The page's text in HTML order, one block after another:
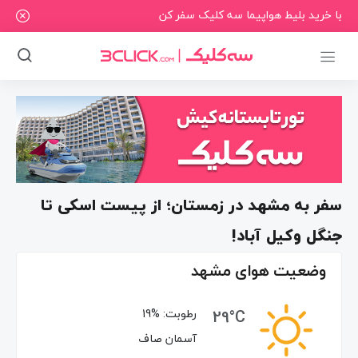
با خرید بلیط هواپیما سه کلیک سفر کن
سفر به مشهد در زمستان؛ از پیست اسکی تا
جنگل وکیل آباد!
وضعیت هوای مشهد
29°C
رطوبت: 19%
آسمان صاف